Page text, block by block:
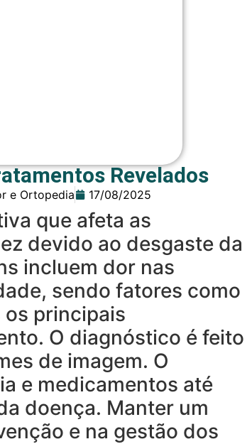
Revelados
e Ortopedia 17/08/2025
que afeta as
devido ao desgaste da
incluem dor nas
sendo fatores como
os principais
O diagnóstico é feito
de imagem. O
e medicamentos até
doença. Manter um
e na gestão dos